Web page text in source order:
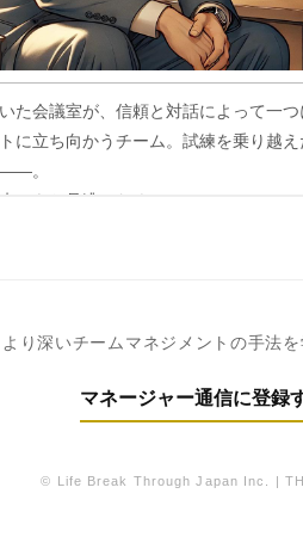
より深いチームマネジメントの手法
マネージャー通信に登録
© Life Break Through Japan Inc. |